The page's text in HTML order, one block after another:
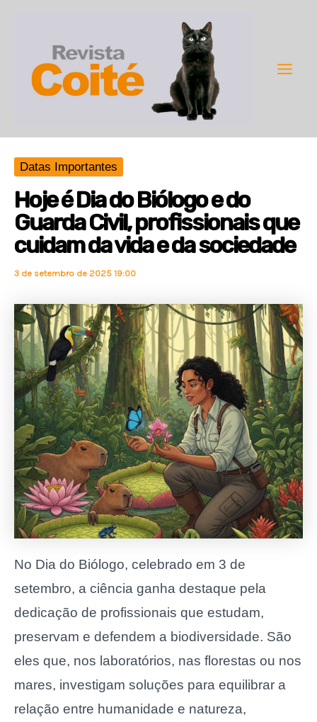
conteúdo
Datas Importantes
Hoje é Dia do Biólogo e do
Guarda Civil, profissionais que
cuidam da vida e da sociedade
3 de setembro de 2025 19:00
No Dia do Biólogo, celebrado em 3 de
setembro, a ciência ganha destaque pela
dedicação de profissionais que estudam,
preservam e defendem a biodiversidade. São
eles que, nos laboratórios, nas florestas ou nos
mares, investigam soluções para equilibrar a
relação entre humanidade e natureza,